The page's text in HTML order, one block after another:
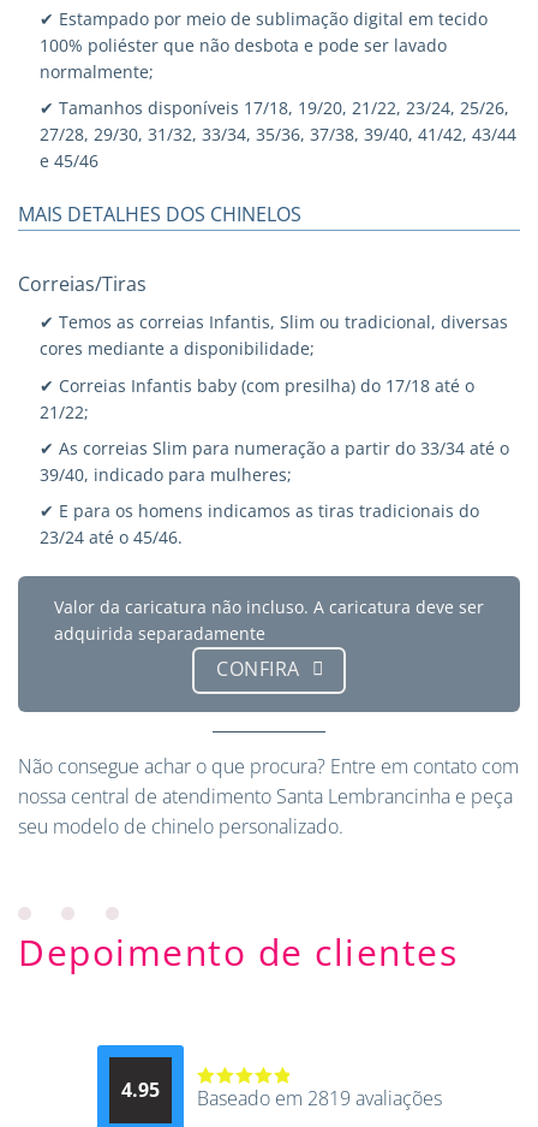
✔ Estampado por meio de sublimação digital em tecido
100% poliéster que não desbota e pode ser lavado
normalmente;
✔ Tamanhos disponíveis 17/18, 19/20, 21/22, 23/24, 25/26,
27/28, 29/30, 31/32, 33/34, 35/36, 37/38, 39/40, 41/42, 43/44
e 45/46
MAIS DETALHES DOS CHINELOS
Correias/Tiras
✔ Temos as correias Infantis, Slim ou tradicional, diversas
cores mediante a disponibilidade;
✔ Correias Infantis baby (com presilha) do 17/18 até o
21/22;
✔ As correias Slim para numeração a partir do 33/34 até o
39/40, indicado para mulheres;
✔ E para os homens indicamos as tiras tradicionais do
23/24 até o 45/46.
Valor da caricatura não incluso. A caricatura deve ser
adquirida separadamente
CONFIRA
Não consegue achar o que procura? Entre em contato com
nossa central de atendimento Santa Lembrancinha e peça
seu modelo de chinelo personalizado.
Depoimento de clientes
4.95
Avaliação
Baseado em 2819 avaliações